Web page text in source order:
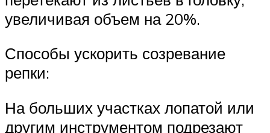
увеличивая объем на 20%.
Способы ускорить созревание
репки:
На больших участках лопатой или
другим инструментом подрезают